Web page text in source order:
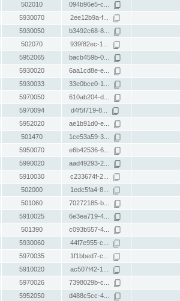
502010 094b96e5-c...
5930070 2ee12b9a-f...
5930050 b3492c68-8...
502070 939f82ec-1...
5952065 bacb459b-0...
5930020 6aa1cd8e-e...
5930033 33e0bce0-1...
5970050 610ab204-d...
5970094 d4f5f719-8...
5952020 ae1b91d0-e...
501470 1ce53a59-3...
5950070 e6b42536-6...
5990020 aad49293-2...
5910030 c233674f-2...
502000 1edc5fa4-8...
501060 70272185-b...
5910025 6e3ea719-4...
501390 c093b557-4...
5930060 44f7e955-c...
5970035 1f1bbed7-c...
5910020 ac507f42-1...
5970026 7398029b-c...
5952050 d488c5cc-4...